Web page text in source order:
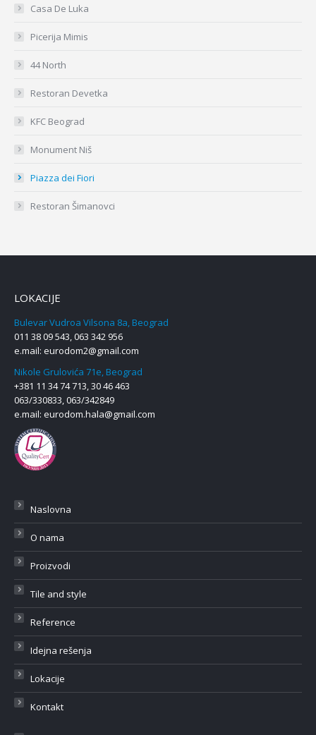
Casa De Luka
Picerija Mimis
44 North
Restoran Devetka
KFC Beograd
Monument Niš
Piazza dei Fiori
Restoran Šimanovci
LOKACIJE
Bulevar Vudroa Vilsona 8a, Beograd
011 38 09 543, 063 342 956
e.mail: eurodom2@gmail.com
Nikole Grulovića 71e, Beograd
+381 11 34 74 713, 30 46 463
063/330833, 063/342849
e.mail: eurodom.hala@gmail.com
Naslovna
O nama
Proizvodi
Tile and style
Reference
Idejna rešenja
Lokacije
Kontakt